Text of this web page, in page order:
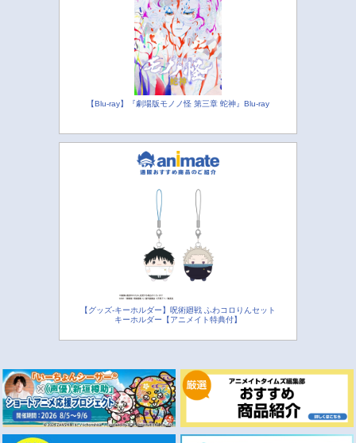
【Blu-ray】『劇場版モノノ怪 第三章 蛇神』Blu-ray
【グッズ-キーホルダー】呪術廻戦 ふわコロりんセット
キーホルダー【アニメイト特典付】